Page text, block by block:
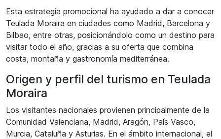
Esta estrategia promocional ha ayudado a dar a conocer
Teulada Moraira en ciudades como Madrid, Barcelona y
Bilbao, entre otras, posicionándolo como un destino para
visitar todo el año, gracias a su oferta que combina
costa, montaña y gastronomía mediterránea.
Origen y perfil del turismo en Teulada
Moraira
Los visitantes nacionales provienen principalmente de la
Comunidad Valenciana, Madrid, Aragón, País Vasco,
Murcia, Cataluña y Asturias. En el ámbito internacional, el